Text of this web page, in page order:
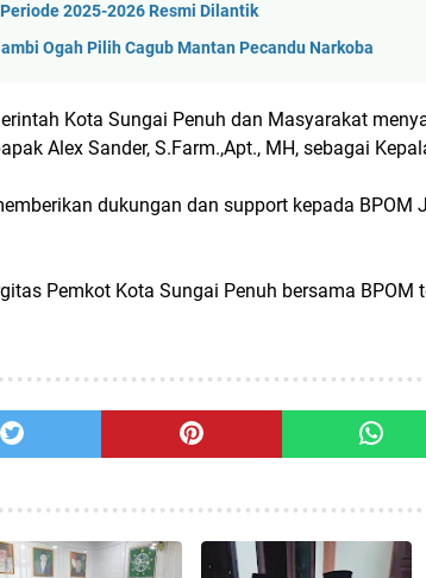
2025-2026 Resmi Dilantik
Ogah Pilih Cagub Mantan Pecandu Narkoba
Kota Sungai Penuh dan Masyarakat
Alex Sander, S.Farm.,Apt., MH, sebagai
dukungan dan support kepada BPOM
Pemkot Kota Sungai Penuh bersama BPOM